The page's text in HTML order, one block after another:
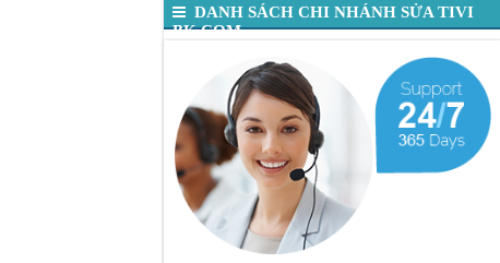
DANH SÁCH CHI NHÁNH SỬA TIVI
BK.COM